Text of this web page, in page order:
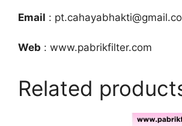
Email :
Web : www.pabrikfilter.com
Related